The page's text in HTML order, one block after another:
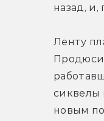
назад,
Ленту
сиквелы
новым